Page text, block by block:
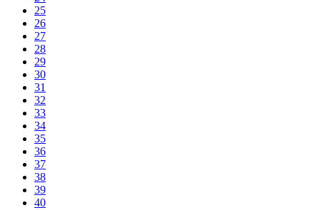
25
26
27
28
29
30
31
32
33
34
35
36
37
38
39
40